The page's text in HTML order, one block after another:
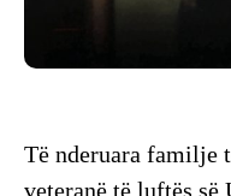
Të nderuara familje
veteranë të luftës së